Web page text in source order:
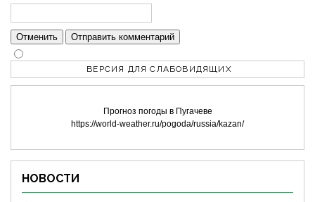
ВЕРСИЯ ДЛЯ СЛАБОВИДЯЩИХ
Прогноз погоды в Пугачеве
https://world-weather.ru/pogoda/russia/kazan/
НОВОСТИ
Отменить Отправить комментарий